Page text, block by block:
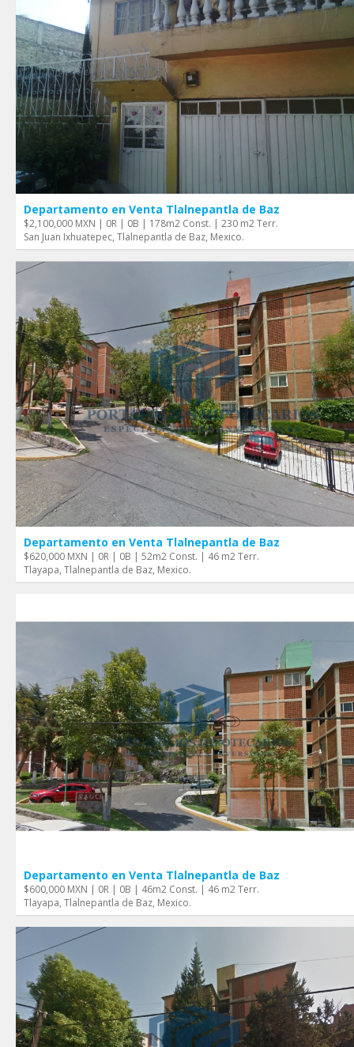
Departamento en Venta Tlalnepantla de Baz
$2,100,000 MXN | 0R | 0B | 178m2 Const. | 230 m2 Terr.
San Juan Ixhuatepec, Tlalnepantla de Baz, Mexico.
Departamento en Venta Tlalnepantla de Baz
$620,000 MXN | 0R | 0B | 52m2 Const. | 46 m2 Terr.
Tlayapa, Tlalnepantla de Baz, Mexico.
Departamento en Venta Tlalnepantla de Baz
$600,000 MXN | 0R | 0B | 46m2 Const. | 46 m2 Terr.
Tlayapa, Tlalnepantla de Baz, Mexico.